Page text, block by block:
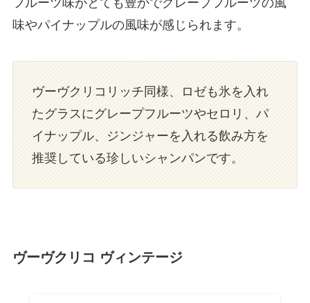
フルーツ味がとても豊かでグレープフルーツの風
味やパイナップルの風味が感じられます。
ヴーヴクリコリッチ同様、ロゼも氷を入れ
たグラスにグレープフルーツやセロリ、パ
イナップル、ジンジャーを入れる飲み方を
推奨している珍しいシャンパンです。
ヴーヴクリコ ヴィンテージ